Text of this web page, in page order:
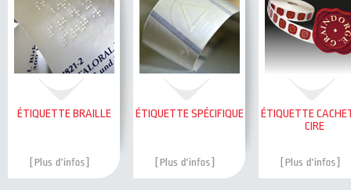
ÉTIQUETTE BRAILLE ÉTIQUETTE SPÉCIFIQUE
ÉTIQUETTE
CIRE